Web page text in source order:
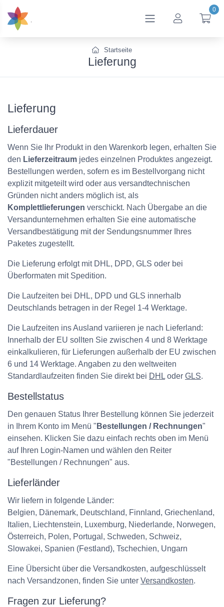
0
Startseite
Lieferung
Lieferung
Lieferdauer
Wenn Sie Ihr Produkt in den Warenkorb legen, erhalten Sie
den Lieferzeitraum jedes einzelnen Produktes angezeigt.
Bestellungen werden, sofern es im Bestellvorgang nicht
explizit mitgeteilt wird oder aus versandtechnischen
Gründen nicht anders möglich ist, als
Komplettlieferungen verschickt. Nach Übergabe an die
Versandunternehmen erhalten Sie eine automatische
Versandbestätigung mit der Sendungsnummer Ihres
Paketes zugestellt.
Die Lieferung erfolgt mit DHL, DPD, GLS oder bei
Überformaten mit Spedition.
Die Laufzeiten bei DHL, DPD und GLS innerhalb
Deutschlands betragen in der Regel 1-4 Werktage.
Die Laufzeiten ins Ausland variieren je nach Lieferland:
Innerhalb der EU sollten Sie zwischen 4 und 8 Werktage
einkalkulieren, für Lieferungen außerhalb der EU zwischen
6 und 14 Werktage. Angaben zu den weltweiten
Standardlaufzeiten finden Sie direkt bei DHL oder GLS.
Bestellstatus
Den genauen Status Ihrer Bestellung können Sie jederzeit
in Ihrem Konto im Menü " Bestellungen / Rechnungen"
einsehen. Klicken Sie dazu einfach rechts oben im Menü
auf Ihren Login-Namen und wählen den Reiter
"Bestellungen / Rechnungen" aus.
Lieferländer
Wir liefern in folgende Länder:
Belgien, Dänemark, Deutschland, Finnland, Griechenland,
Italien, Liechtenstein, Luxemburg, Niederlande, Norwegen,
Österreich, Polen, Portugal, Schweden, Schweiz,
Slowakei, Spanien (Festland), Tschechien, Ungarn
Eine Übersicht über die Versandkosten, aufgeschlüsselt
nach Versandzonen, finden Sie unter Versandkosten.
Fragen zur Lieferung?